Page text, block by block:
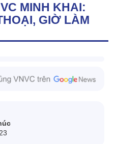
MINH KHAI:
GIỜ LÀM